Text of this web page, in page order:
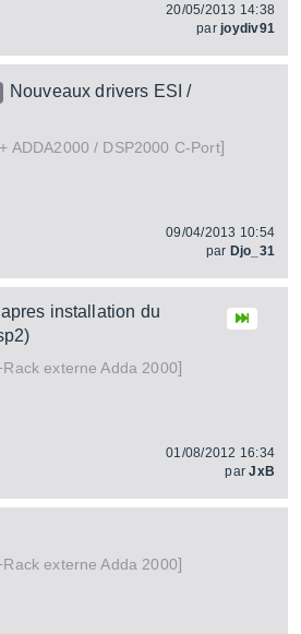
20/05/2013 14:38
parjoydiv91
Nouveaux drivers ESI /
ADDA2000 / DSP2000 C-Port]
09/04/2013 10:54
par Djo_31
installation du
externe Adda 2000]
01/08/2012 16:34
parJxB
externe Adda 2000]